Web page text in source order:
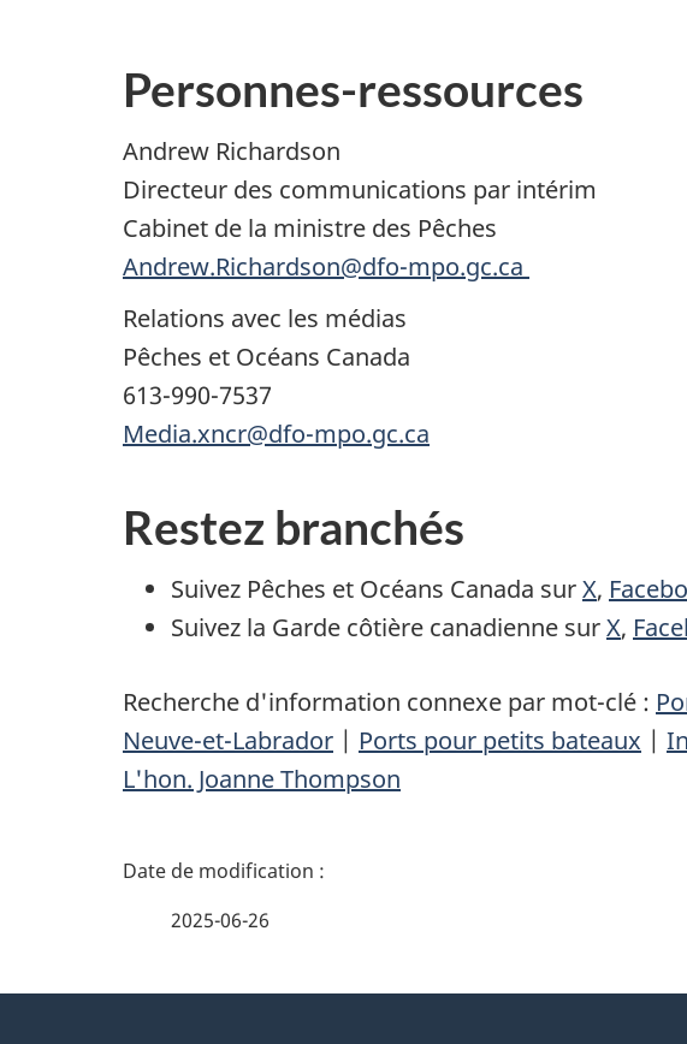
Personnes-ressources
Andrew Richardson
Directeur des communications par intérim
Cabinet de la ministre des Pêches
Andrew.Richardson@dfo-mpo.gc.ca
Relations avec les médias
Pêches et Océans Canada
613-990-7537
Media.xncr@dfo-mpo.gc.ca
Restez branchés
Suivez Pêches et Océans Canada surX,
Suivez la Garde côtière canadienne surX,
Recherche d'information connexe par mot-clé :
Neuve-et-Labrador | Ports pour petits bateaux |
L'hon. Joanne Thompson
D
2025-06-26